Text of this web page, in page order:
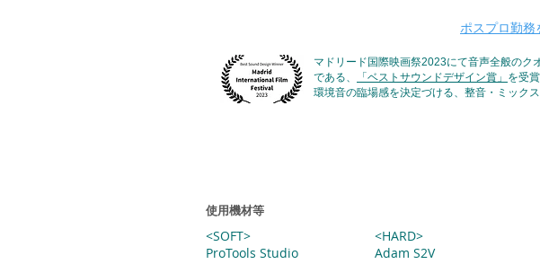
ポスプロ勤
マドリード国際映画祭2023にて音声全般のク
である、
「ベストサウンドデザイン賞」 を受
環境音の臨場感を決定づける、整音・ミックス
使用機材等
<SOFT>
​ProTools Studio
<HARD>
Adam S2V